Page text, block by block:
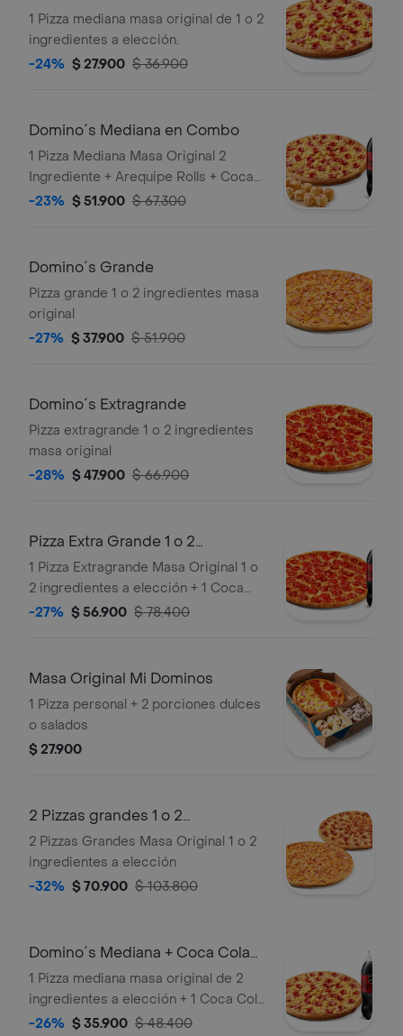
1 Pizza mediana masa original de 1 o 2
ingredientes a elección.
-24% $ 27.900 $ 36.900
Domino´s Mediana en Combo
1 Pizza Mediana Masa Original 2
Ingrediente + Arequipe Rolls + Coca
Cola Zero 1.5lts.
-23% $ 51.900 $ 67.300
Domino´s Grande
Pizza grande 1 o 2 ingredientes masa
original
-27% $ 37.900 $ 51.900
Domino´s Extragrande
Pizza extragrande 1 o 2 ingredientes
masa original
-28% $ 47.900 $ 66.900
Pizza Extra Grande 1 o 2
Ingredientes y
1 Pizza Extragrande Masa Original 1 o
2 ingredientes a elección + 1 Coca
Cola Zero 1.5L
-27% $ 56.900 $ 78.400
Masa Original Mi Dominos
1 Pizza personal + 2 porciones dulces
o salados
$ 27.900
2 Pizzas grandes 1 o 2
ingredientes
2 Pizzas Grandes Masa Original 1 o 2
ingredientes a elección
-32% $ 70.900 $ 103.800
Domino´s Mediana + Coca Cola
Zero 1.5lts
1 Pizza mediana masa original de 2
ingredientes a elección + 1 Coca Cola
Zero 1.5lts.
-26% $ 35.900 $ 48.400